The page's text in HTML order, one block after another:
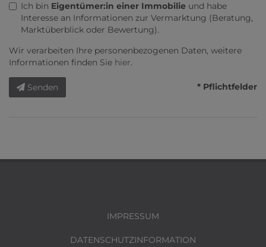
Ich bin Eigentümer:in einer Immobilie und habe
Interesse an Informationen zur Vermarktung (Beratung,
Marktüberblick oder Bewertung).
Wir verarbeiten Ihre personenbezogenen Daten, weitere
Informationen finden Sie hier.
Senden * Pflichtfelder
IMPRESSUM
DATENSCHUTZINFORMATION